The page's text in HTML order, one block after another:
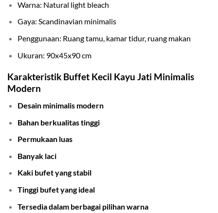
Warna: Natural light bleach
Gaya: Scandinavian minimalis
Penggunaan: Ruang tamu, kamar tidur, ruang makan
Ukuran: 90x45x90 cm
Karakteristik Buffet Kecil Kayu Jati Minimalis
Modern
Desain minimalis modern
Bahan berkualitas tinggi
Permukaan luas
Banyak laci
Kaki bufet yang stabil
Tinggi bufet yang ideal
Tersedia dalam berbagai pilihan warna